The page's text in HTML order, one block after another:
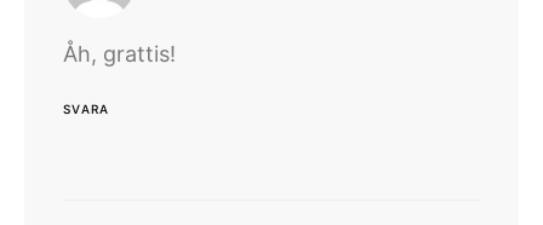
Åh, grattis!
SVARA